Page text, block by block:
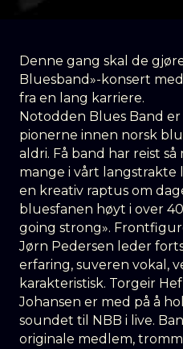
Denne gang skal de
Bluesband»-konsert
fra en lang karriere.
Notodden Blues Band
pionerne innen norsk
aldri. Få band har reist så
mange i vårt langstrakte
en kreativ raptus om
bluesfanen høyt i over
going strong».
Jørn Pedersen leder
erfaring, suveren vokal,
karakteristisk. Torgeir
Johansen er med på å
soundet til NBB i live.
originale medlem,